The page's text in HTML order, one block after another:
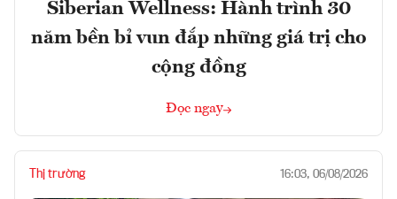
Siberian Wellness: Hành trình 30
năm bền bỉ vun đắp những giá trị cho
cộng đồng
Đọc ngay
Thị trường 16:03, 06/08/2026